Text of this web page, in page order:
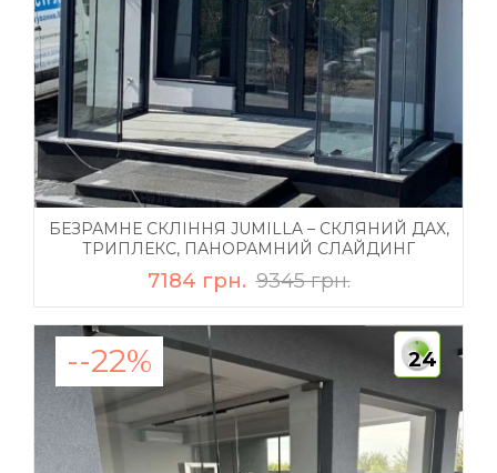
БЕЗРАМНЕ СКЛІННЯ JUMILLA – СКЛЯНИЙ ДАХ,
ТРИПЛЕКС, ПАНОРАМНИЙ СЛАЙДИНГ
7184 грн. 9345 грн.
--22% 24